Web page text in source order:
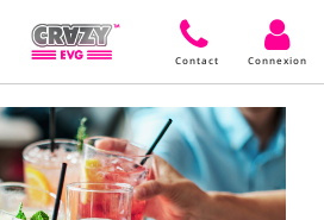
Contact Connexion